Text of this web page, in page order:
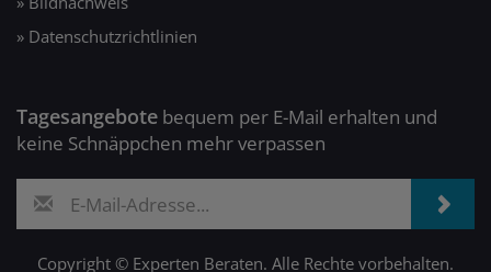
Provisions-Links, auch Affiliate-Links genannt. Wenn Sie auf
einen solchen Link klicken und auf der Zielseite etwas kaufen,
beim Kauf oder Preis.